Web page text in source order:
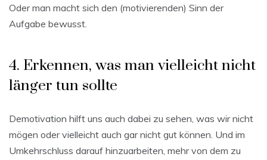
Oder man macht sich den (motivierenden) Sinn der
Aufgabe bewusst.
4. Erkennen, was man vielleicht nicht
länger tun sollte
Demotivation hilft uns auch dabei zu sehen, was wir nicht
mögen oder vielleicht auch gar nicht gut können. Und im
Umkehrschluss darauf hinzuarbeiten, mehr von dem zu